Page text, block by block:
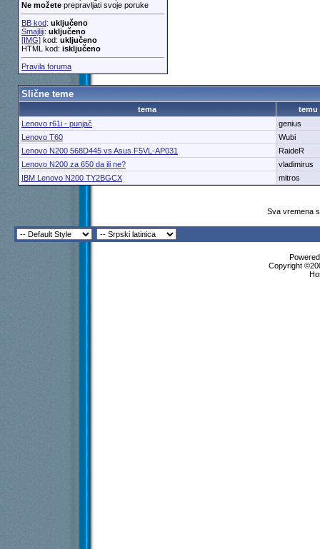
Ne možeteprepravljati svoje poruke
BB kod: uključeno
Smajliji: uključeno
[IMG]kod: uključeno
HTML kod: isključeno
Pravila foruma
Slične teme
tema
temu
Lenovo r61i - punjač
genius
Lenovo T60
Wubi
Lenovo N200 568D445 vs Asus F5VL-AP031
RaideR
Lenovo N200 za 650 da ili ne?
vladimirus
IBM Lenovo N200 TY2BGCX
mitros
Sva vremena
Copyright